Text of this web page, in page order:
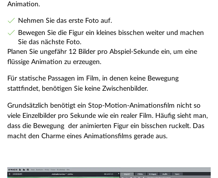
Animation.
Nehmen Sie das erste Foto auf.
Bewegen Sie die Figur ein kleines bisschen weiter und machen
Sie das nächste Foto.
Planen Sie ungefähr 12 Bilder pro Abspiel-Sekunde ein, um eine
flüssige Animation zu erzeugen.
Für statische Passagen im Film, in denen keine Bewegung
stattfindet, benötigen Sie keine Zwischenbilder.
Grundsätzlich benötigt ein Stop-Motion-Animationsfilm nicht so
viele Einzelbilder pro Sekunde wie ein realer Film. Häufig sieht man,
dass die Bewegung der animierten Figur ein bisschen ruckelt. Das
macht den Charme eines Animationsfilms gerade aus.